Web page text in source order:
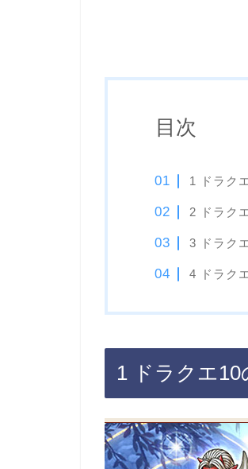
目次
1 ドラク
2 ドラク
3 ドラク
4 ドラク
1 ドラクエ